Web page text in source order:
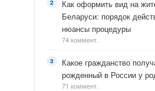
Как оформить вид на
Беларуси: порядок
нюансы процедуры
74 коммент.
Какое гражданство
рожденный в России у
71 коммент.